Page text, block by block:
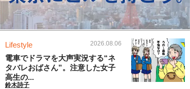
Lifestyle 2026.08.06
電車でドラマを大声実況する“ネ
タバレおばさん”。注意した女子
高生の...
鈴木詩子